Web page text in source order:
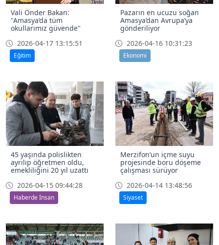
Vali Önder Bakan:
"Amasya’da tüm
okullarımız güvende"
2026-04-17 13:15:51
Eğitim
Pazarın en ucuzu soğan
Amasya’dan Avrupa’ya
gönderiliyor
2026-04-16 10:31:23
Ekonomi
45 yaşında polislikten
ayrılıp öğretmen oldu,
emekliliğini 20 yıl uzattı
2026-04-15 09:44:28
Haberde İnsan
Merzifon’un içme suyu
projesinde boru döşeme
çalışması sürüyor
2026-04-14 13:48:56
Siyaset